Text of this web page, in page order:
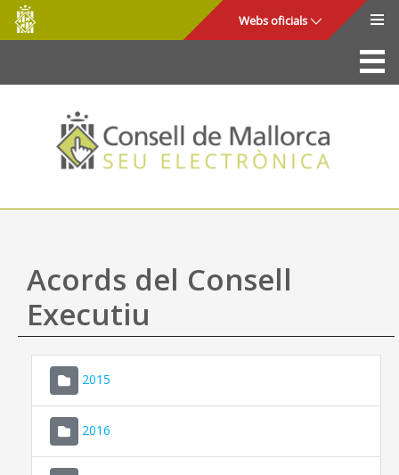
Salta al contingut principal
Consell
de
Mallorca
Webs oficials
La Seu
Consell de Mallorca
Accés i seguretat
Utilitats
Ajuda
Acords del Consell
Executiu
2015
2016